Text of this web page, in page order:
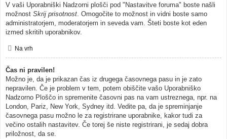
V vaši Uporabniški Nadzorni plošči pod "Nastavitve foruma" boste našli
možnost Skrij prisotnost . Omogočite to možnost in vidni boste samo
administratorjem, moderatorjem in seveda vam. Šteti boste kot eden
izmed skritih uporabnikov.
Na vrh
Čas ni pravilen!
Možno je, da je prikazan čas iz drugega časovnega pasu in je zato
nepravilen. Če je problem v tem, potem obiščite vašo Uporabniško
Nadzorno Ploščo in spremenite časovni pas na vam ustreznega, npr. na
London, Pariz, New York, Sydney itd. Vedite pa, da je spreminjanje
časovnega pasu možno le za registrirane uporabnike, kakor tudi za
večino ostalih nastavitev. Če torej še niste registrirani, je sedaj dobra
priložnost, da se.